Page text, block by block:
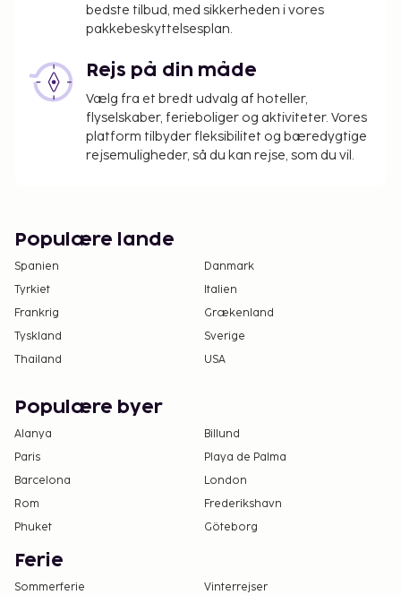
bedste tilbud, med sikkerheden i vores
pakkebeskyttelsesplan.
Rejs på din måde
Vælg fra et bredt udvalg af hoteller,
flyselskaber, ferieboliger og aktiviteter. Vores
platform tilbyder fleksibilitet og bæredygtige
rejsemuligheder, så du kan rejse, som du vil.
Populære lande
Spanien
Danmark
Tyrkiet
Italien
Frankrig
Grækenland
Tyskland
Sverige
Thailand
USA
Populære byer
Alanya
Billund
Paris
Playa de Palma
Barcelona
London
Rom
Frederikshavn
Phuket
Göteborg
Ferie
Sommerferie
Vinterrejser